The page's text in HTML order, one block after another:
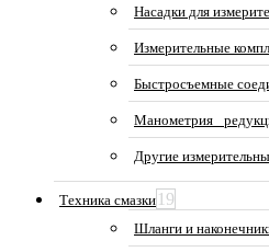
Насадки для
Измерительные
Быстросъемные
Манометрия_
Другие
Техника смазки 19
Шланги и